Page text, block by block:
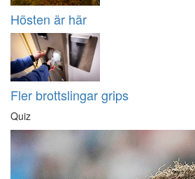
Hösten är här
Fler brottslingar grips
Quiz